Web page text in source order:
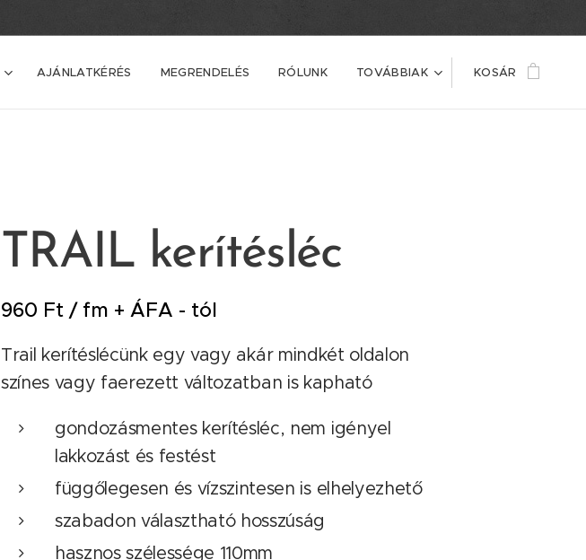
AJÁNLATKÉRÉS MEGRENDELÉS RÓLUNK TOVÁBBIAK KOSÁR
TRAIL kerítésléc
960 Ft / fm + ÁFA - tól
Trail kerítéslécünk egy vagy akár mindkét oldalon
színes vagy faerezett változatban is kapható
gondozásmentes kerítésléc, nem igényel
lakkozást és festést
függőlegesen és vízszintesen is elhelyezhető
szabadon választható hosszúság
hasznos szélessége 110mm